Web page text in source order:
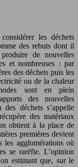
les déchets
des rebuts dont il
de nouvelles
et nombreuses : par
des déchets puis les
ou de la chaleur
sont en plein
des nouvelles
déchets s’appelle
des matériaux
obtient à la place de
premières devient
les agglomérations où
se raréfie. L’opinion
estimant que, sur le